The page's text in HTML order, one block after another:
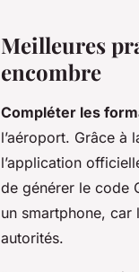
Meilleures
encombre
Compléter les
l’aéroport. Grâce à
l’application
de générer le code
un smartphone, car
autorités.